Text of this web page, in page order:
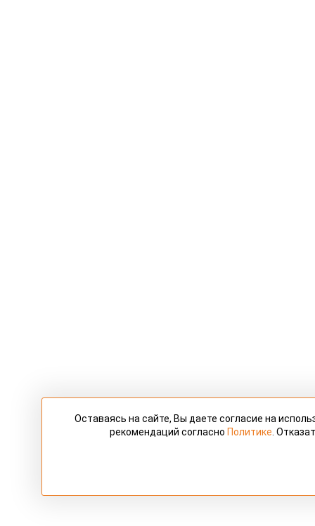
Оставаясь на сайте, Вы даете согласие на
рекомендаций согласно Политике .